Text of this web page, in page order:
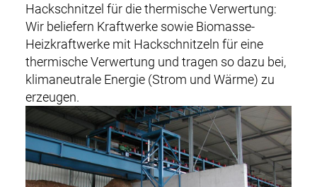
Hackschnitzel für die thermische Verwertung:
Wir beliefern Kraftwerke sowie Biomasse-
Heizkraftwerke mit Hackschnitzeln für eine
thermische Verwertung und tragen so dazu bei,
klimaneutrale Energie (Strom und Wärme) zu
erzeugen.